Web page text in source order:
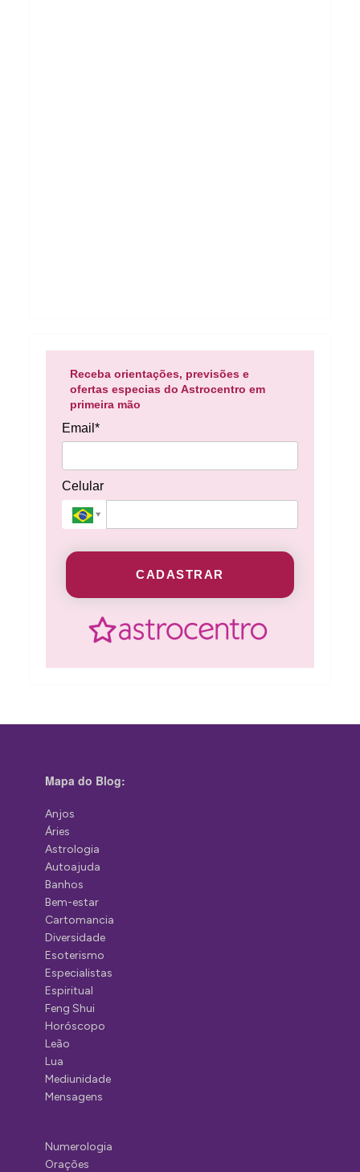
Receba orientações, previsões e
ofertas especias do Astrocentro em
primeira mão
Email*
Celular
CADASTRAR
Mapa do Blog:
Anjos
Áries
Astrologia
Autoajuda
Banhos
Bem-estar
Cartomancia
Diversidade
Esoterismo
Especialistas
Espiritual
Feng Shui
Horóscopo
Leão
Lua
Mediunidade
Mensagens
Numerologia
Orações